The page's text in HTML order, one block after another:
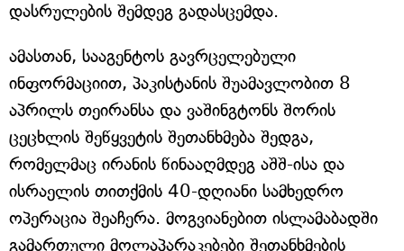
დასრულების შემდეგ გადასცემდა.
ამასთან, სააგენტოს გავრცელებული
ინფორმაციით, პაკისტანის შუამავლობით 8
აპრილს თეირანსა და ვაშინგტონს შორის
ცეცხლის შეწყვეტის შეთანხმება შედგა,
რომელმაც ირანის წინააღმდეგ აშშ-ისა და
ისრაელის თითქმის 40-დღიანი სამხედრო
ოპერაცია შეაჩერა. მოგვიანებით ისლამაბადში
გამართული მოლაპარაკებები შეთანხმების